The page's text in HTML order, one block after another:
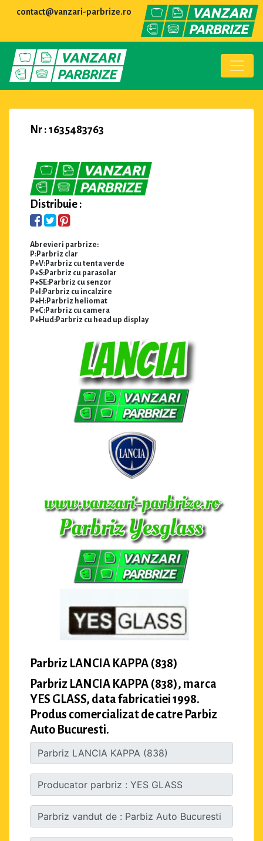
contact@vanzari-parbrize.ro
Nr : 1635483763
Distribuie :
Abrevieri parbrize:
P:Parbriz clar
P+V:Parbriz cu tenta verde
P+S:Parbriz cu parasolar
P+SE:Parbriz cu senzor
P+I:Parbriz cu incalzire
P+H:Parbriz heliomat
P+C:Parbriz cu camera
P+Hud:Parbriz cu head up display
Parbriz LANCIA KAPPA (838)
Parbriz LANCIA KAPPA (838), marca
YES GLASS, data fabricatiei 1998.
Produs comercializat de catre Parbiz
Auto Bucuresti.